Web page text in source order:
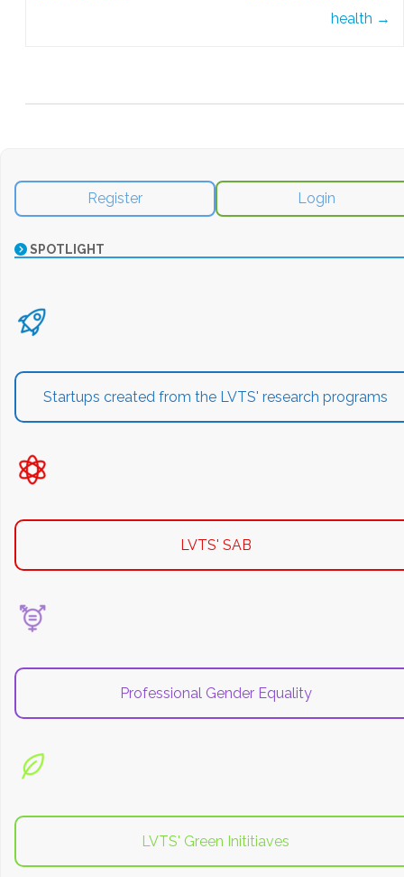
health →
Register Login
SPOTLIGHT
Startups created from the LVTS' research programs
LVTS' SAB
Professional Gender Equality
LVTS' Green Inititiaves